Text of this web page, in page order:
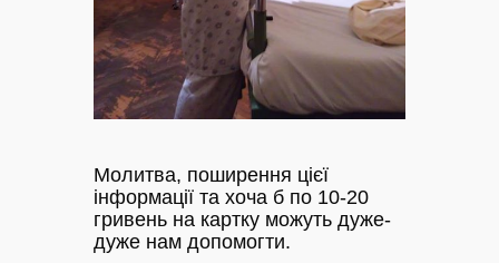
Молитва, поширення цієї
інформації та хоча б по 10-20
гривень на картку можуть дуже-
дуже нам допомогти.